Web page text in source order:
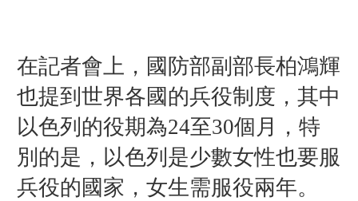
在記者會上， 國防部副部長柏鴻輝
也提到世界各國的兵役制度，其中
以色列的役期為24至30個月，特
別的是，以色列是少數女性也要服
兵役的國家，女生需服役兩年。